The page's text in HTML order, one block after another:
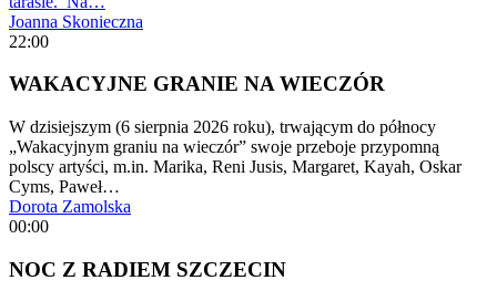
Joanna Skonieczna
22:00
WAKACYJNE GRANIE NA WIECZÓR
W dzisiejszym (6 sierpnia 2026 roku), trwającym do północy
„Wakacyjnym graniu na wieczór” swoje przeboje przypomną
polscy artyści, m.in. Marika, Reni Jusis, Margaret, Kayah, Oskar
Cyms, Paweł…
Dorota Zamolska
00:00
NOC Z RADIEM SZCZECIN